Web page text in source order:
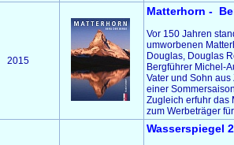
2015
Matterhorn -
Vor 150 Jahren
umworbenen
Douglas, Douglas
Bergführer Michel-
Vater und Sohn
einer
Zugleich erfuhr das
zum Werbeträger
Wasserspiegel